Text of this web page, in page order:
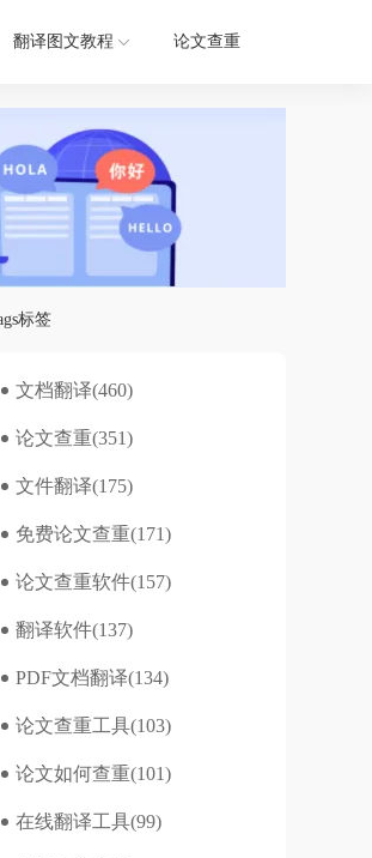
翻译图文教程 论文查重
标签
文档翻译(460)
论文查重(351)
文件翻译(175)
免费论文查重(171)
论文查重软件(157)
翻译软件(137)
PDF文档翻译(134)
论文查重工具(103)
论文如何查重(101)
在线翻译工具(99)